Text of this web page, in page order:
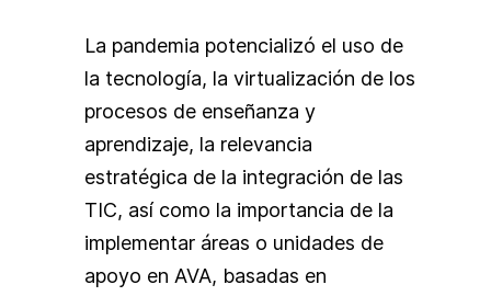
La pandemia potencializó el uso de
la tecnología, la virtualización de los
procesos de enseñanza y
aprendizaje, la relevancia
estratégica de la integración de las
TIC, así como la importancia de la
implementar áreas o unidades de
apoyo en AVA, basadas en